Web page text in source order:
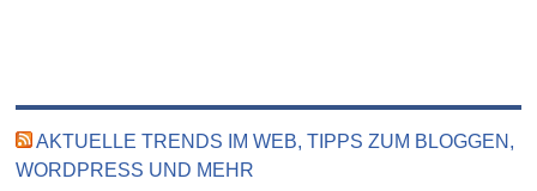
AKTUELLE TRENDS IM WEB, TIPPS ZUM BLOGGEN,
WORDPRESS UND MEHR